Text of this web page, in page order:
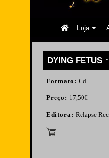
Loja
Página
DYING FETUS
Formato: Cd
Preço: 17,50€
Editora: Relapse